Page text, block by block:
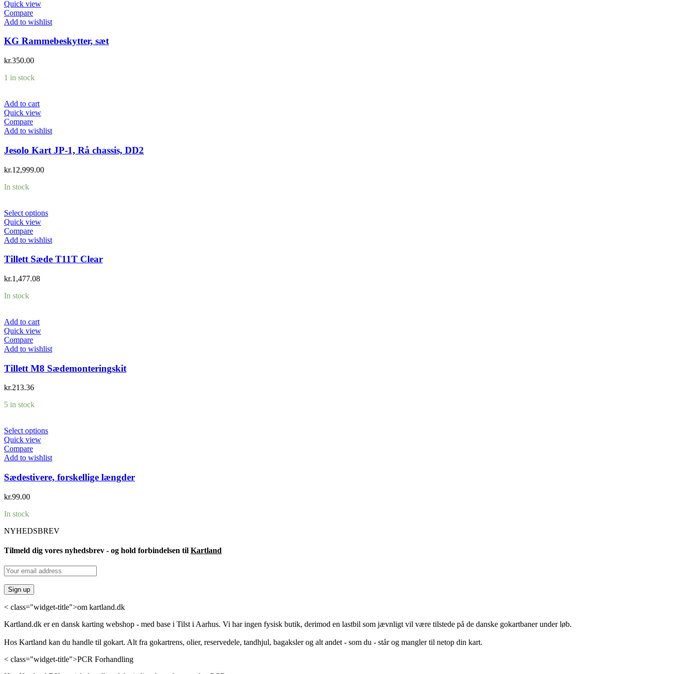
Quick view
Compare
Add to wishlist
KG Rammebeskytter, sæt
kr.350.00
1 in stock
Add to cart
Quick view
Compare
Add to wishlist
Jesolo Kart JP-1, Rå chassis, DD2
kr.12,999.00
In stock
Select options
Quick view
Compare
Add to wishlist
Tillett Sæde T11T Clear
kr.1,477.08
In stock
Add to cart
Quick view
Compare
Add to wishlist
Tillett M8 Sædemonteringskit
kr.213.36
5 in stock
Select options
Quick view
Compare
Add to wishlist
Sædestivere, forskellige længder
kr.99.00
In stock
NYHEDSBREV
Tilmeld dig vores nyhedsbrev - og hold forbindelsen til Kartland
< class="widget-title">om kartland.dk
Kartland.dk er en dansk karting webshop - med base i Tilst i Aarhus. Vi har ingen fysisk butik, derimod en lastbil som jævnligt vil være tilstede på de danske gokartbaner under løb.
Hos Kartland kan du handle til gokart. Alt fra gokartrens, olier, reservedele, tandhjul, bagaksler og alt andet - som du - står og mangler til netop din kart.
< class="widget-title">PCR Forhandling